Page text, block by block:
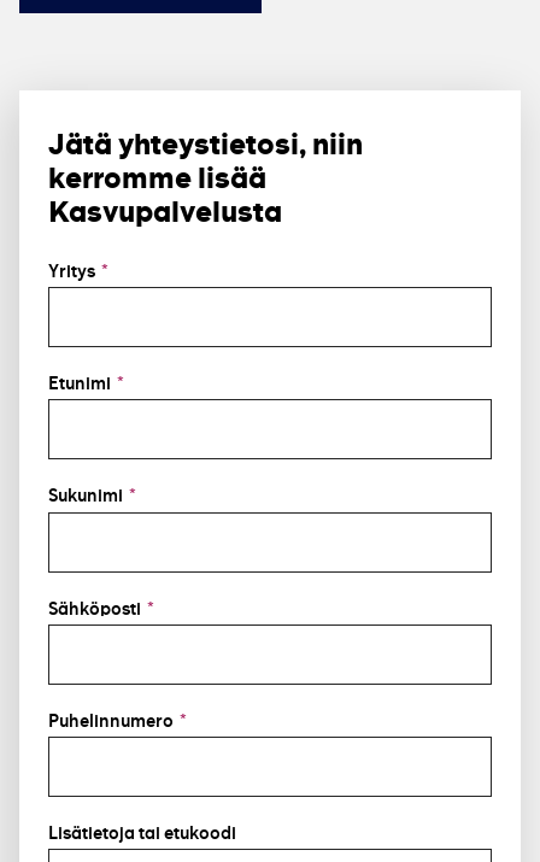
Jätä yhteystietosi, niin
kerromme lisää
Kasvupalvelusta
*
Yritys
*
Etunimi
*
Sukunimi
*
Sähköposti
*
Puhelinnumero
Lisätietoja tai etukoodi